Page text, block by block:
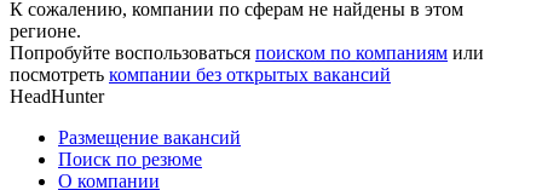
К сожалению, компании по сферам не найдены в этом
регионе.
Попробуйте воспользоваться поиском по компаниям или
посмотреть компании без открытых вакансий
HeadHunter
Размещение вакансий
Поиск по резюме
О компании